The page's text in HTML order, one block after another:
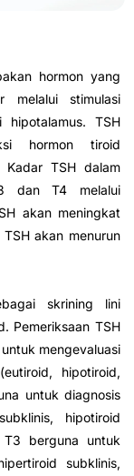
hormon yang
melalui stimulasi
hipotalamus. TSH
hormon tiroid
TSH dalam
dan T4 melalui
akan meningkat
akan menurun
skrining lini
Pemeriksaan TSH
mengevaluasi
hipotiroid,
untuk diagnosis
hipotiroid
T3 berguna untuk
subklinis,